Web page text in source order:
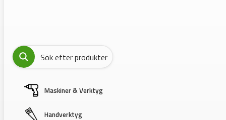
Maskiner & Verktyg
Handverktyg